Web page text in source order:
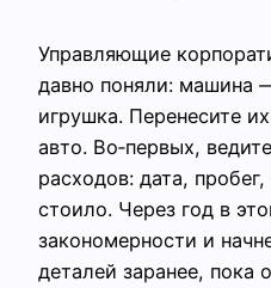
Управляющие
давно поняли: машина
игрушка. Перенесите
авто. Во‑первых,
расходов: дата,
стоило. Через год в
закономерности и
деталей заранее, пока